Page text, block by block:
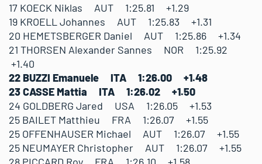
17 KOECK Niklas AUT 1:25.81 +1.29
19 KROELL Johannes AUT 1:25.83 +1.31
20 HEMETSBERGER Daniel AUT 1:25.86 +1.34
21 THORSEN Alexander Sannes NOR 1:25.92
+1.40
22 BUZZI Emanuele ITA 1:26.00 +1.48
23 CASSE Mattia ITA 1:26.02 +1.50
24 GOLDBERG Jared USA 1:26.05 +1.53
25 BAILET Matthieu FRA 1:26.07 +1.55
25 OFFENHAUSER Michael AUT 1:26.07 +1.55
25 NEUMAYER Christopher AUT 1:26.07 +1.55